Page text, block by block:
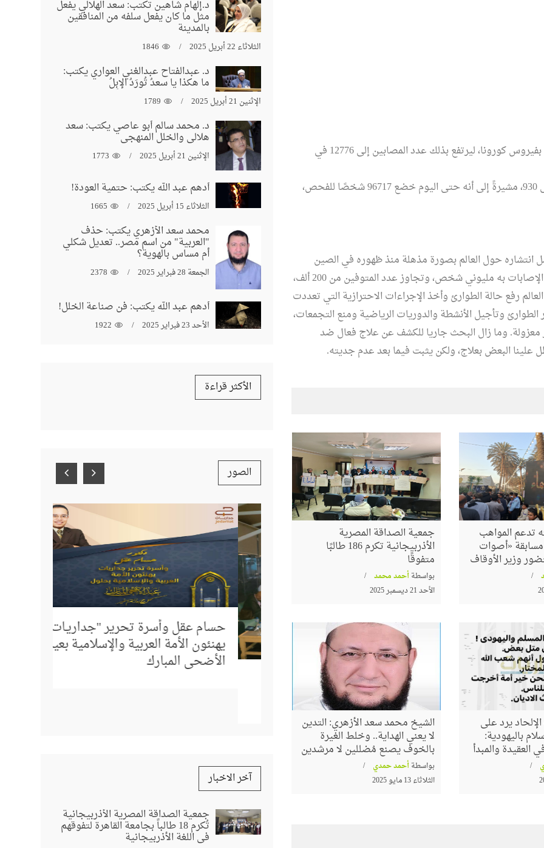
أعلنت وزارة الصحة الإندونيسية تسجيل 338 إصابة جديدة بفيروس كورونا، ليرتفع بذلك عدد المصابين إلى 12776 في
وأضافت الوزارة أنها سجّلت 35 وفاة ليرتفع عدد الوفيات إلى 930، مشيرةً إلى أنه حتى اليوم خضع 96717 شخصًا للفحص،
حول العالم بصورة مذهلة منذ ظهوره في الصين
أواخر العام المنقضي، لينشر حالة من الرعب بعد تجاوز عدد الإصابات به مليوني شخص، وتجاوز عدد المتوفين من 200 ألف،
رفع حالة الطوارئ وأخذ الإجراءات الاحترازية التي تعددت
وتأجيل الأنشطة والدوريات الرياضية ومنع التجمعات،
معزولة. وما زال البحث جاريا للكشف عن علاج فعال ضد
البعض بعلاج، ولكن يثبت فيما بعد عدم جديته.
تدعم المواهب
مسابقة «أصوات
وزير الأوقاف
جمعية الصداقة المصرية
الأذربيجانية تكرم 186 طالبًا
متفوقًا
بواسطةأحمد محمد
الأحد 21 ديسمبر 2025
يرد على
باليهودية:
والمبدأ
الشيخ محمد سعد الأزهري: التدين
لا يعني الهداية.. وخلط الغيرة
بالخوف يصنع مُضللين لا مرشدين
بواسطةأحمد حمدي
الثلاثاء 13 مايو 2025
د.إلهام شاهين تكتب: سعد الهلالي يفعل
مثل ما كان يفعل سلفه من المنافقين
بالمدينة
الثلاثاء 22 أبريل 2025 1846
د. عبدالفتاح عبدالغني العواري يكتب:
ما هكذا يا سعدُ تُورَدُ الإبِلُ
الإثنين 21 أبريل 2025 1789
د. محمد سالم أبو عاصي يكتب: سعد
هلالي والخلل المنهجي
الإثنين 21 أبريل 2025 1773
أدهم عبد الله يكتب: حتمية العودة!
الثلاثاء 15 أبريل 2025 1665
محمد سعد الأزهري يكتب: حذف
"العربية" من اسم مصر.. تعديل شكلي
أم مساس بالهوية؟
الجمعة 28 فبراير 2025 2378
أدهم عبد الله يكتب: فن صناعة الخلل!
الأحد 23 فبراير 2025 1922
الأكثر قراءة
الصور
جداريات ينظم ندوة لمناقشة كتاب
"حوار جديد مع الفكر الإلحادي"
حسام عقل وأسرة تحرير "جداريـات"
يهنئون الأمة العربية والإسلامية بعيد
الأضحى المبارك
آخر الاخبار
جمعية الصداقة المصرية الأذربيجانية
تُكرم 18 طالباً بجامعة القاهرة لتفوقهم
في اللغة الأذربيجانية